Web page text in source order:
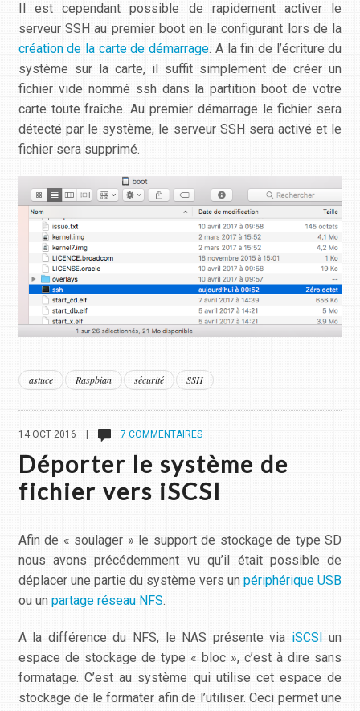
Il est cependant possible de rapidement activer le
serveur SSH au premier boot en le configurant lors de la
création de la carte de démarrage. A la fin de l’écriture du
système sur la carte, il suffit simplement de créer un
fichier vide nommé ssh dans la partition boot de votre
carte toute fraîche. Au premier démarrage le fichier sera
détecté par le système, le serveur SSH sera activé et le
fichier sera supprimé.
astuce Raspbian sécurité SSH
14 OCT 2016 | 7 COMMENTAIRES
Déporter le système de
fichier vers iSCSI
Afin de « soulager » le support de stockage de type SD
nous avons précédemment vu qu’il était possible de
déplacer une partie du système vers unpériphérique USB
ou un partage réseau NFS.
A la différence du NFS, le NAS présente via iSCSI un
espace de stockage de type « bloc », c’est à dire sans
formatage. C’est au système qui utilise cet espace de
stockage de le formater afin de l’utiliser. Ceci permet une